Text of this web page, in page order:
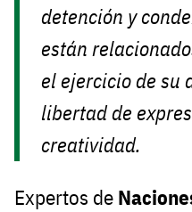
detención y
están
el ejercicio de su
libertad de
creatividad.
Expertos de